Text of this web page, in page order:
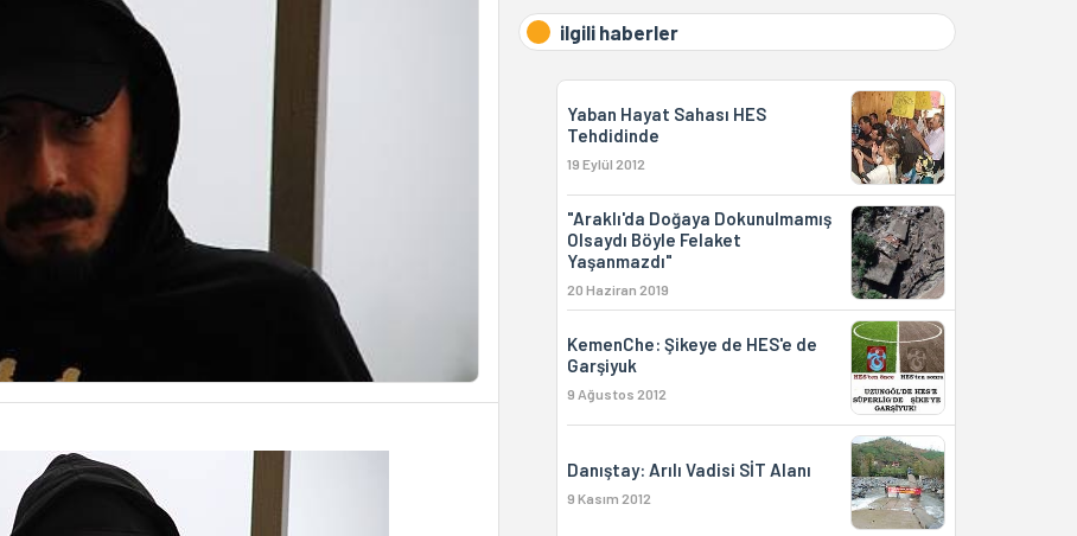
ilgili haberler
Yaban Hayat Sahası HES
Tehdidinde
19 Eylül 2012
"Araklı'da Doğaya Dokunulmamış
Olsaydı Böyle Felaket
Yaşanmazdı"
20 Haziran 2019
KemenChe: Şikeye de HES'e de
Garşiyuk
9 Ağustos 2012
Danıştay: Arılı Vadisi SİT Alanı
9 Kasım 2012